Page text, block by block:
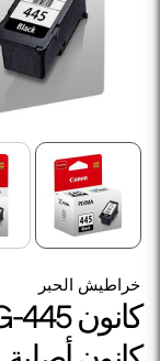
خراطيش الحبر